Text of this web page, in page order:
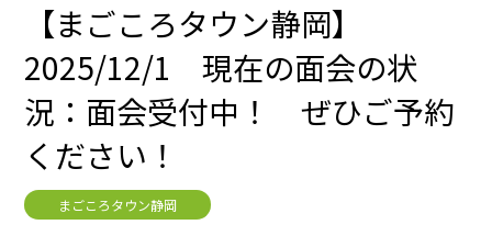
【まごころタウン静岡】
2025/12/1 現在の面会の状
況：面会受付中！ ぜひご予約
ください！
まごころタウン静岡